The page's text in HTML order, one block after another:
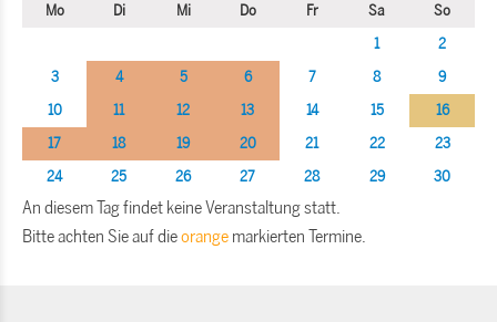
Mo Di Mi Do Fr Sa
So
1
2
3
4 5 6 7 8
9
10
11 12 13 14 15
16
17
18 19 20 21 22
23
24
25 26 27 28 29 30
An diesem Tag findet keine Veranstaltung statt.
Bitte achten Sie auf dieorange markierten Termine.